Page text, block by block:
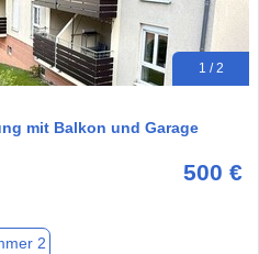
1 / 2
mit Balkon und Garage
500 €
2